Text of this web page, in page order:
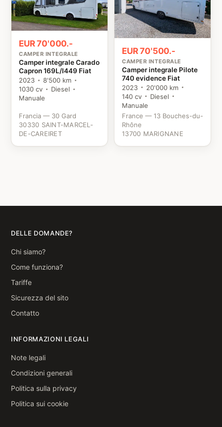
EUR 70'000.-
CAMPER INTEGRALE
Camper integrale Carado
Capron 169L/I449 Fiat
2023
8'500 km
1030 cv
Diesel
Manuale
Francia — 30 Gard
30330 SAINT-MARCEL-
DE-CAREIRET
EUR 70'500.-
CAMPER INTEGRALE
Camper integrale Pilote
740 evidence Fiat
2023
20'000 km
140 cv
Diesel
Manuale
France — 13 Bouches-du-
Rhône
13700 MARIGNANE
DELLE DOMANDE?
Chi siamo?
Come funziona?
Tariffe
Sicurezza del sito
Contatto
INFORMAZIONI LEGALI
Note legali
Condizioni generali
Politica sulla privacy
Politica sui cookie